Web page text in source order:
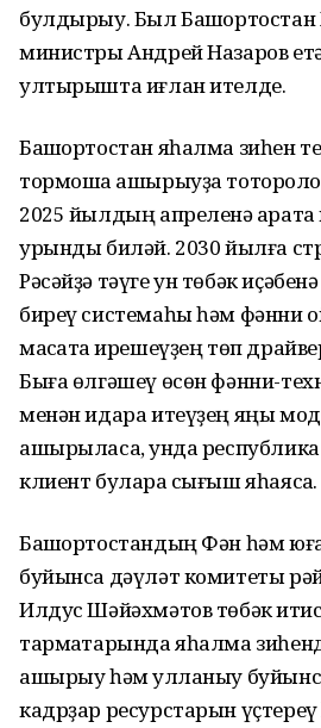
булдырыу. Был
министры Андрей Назаров
ултырышта иғлан ителде.
Башҡортостан яһалма зиһен
тормошҡа ашырыуҙа
2025 йылдың апреленә
урынды биләй. 2030 йылға
Рәсәйҙә тәүге ун төбәк
биреү системаһы һәм фәнни
маҡсатҡа ирешеүҙең төп
Быға өлгәшеү өсөн фәнни-
менән идара итеүҙең яңы
ашырыласаҡ, унда
клиент булараҡ сығыш яһаясаҡ.
Башҡортостандың Фән һәм
буйынса дәүләт комитеты
Илдус Шәйәхмәтов төбәк
тармаҡтарында яһалма
ашырыу һәм ҡулланыу
кадрҙар ресурстарын